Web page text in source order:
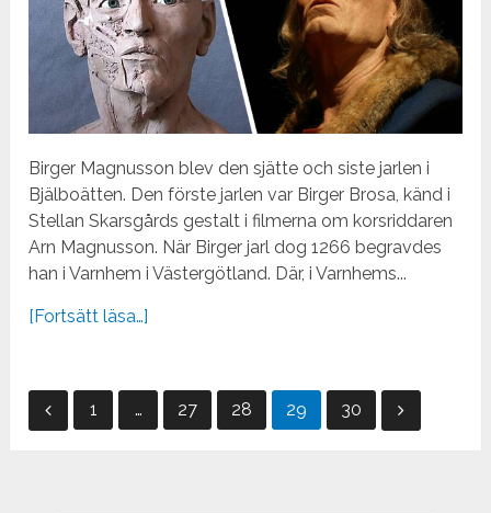
Birger Magnusson blev den sjätte och siste jarlen i
Bjälboätten. Den förste jarlen var Birger Brosa, känd i
Stellan Skarsgårds gestalt i filmerna om korsriddaren
Arn Magnusson. När Birger jarl dog 1266 begravdes
han i Varnhem i Västergötland. Där, i Varnhems...
[Fortsätt läsa…]
Inläggsnavigering
1 … 27 28 29 30